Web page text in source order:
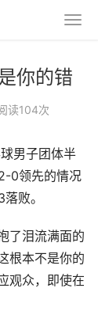
你的错
读104次
男子团体半
0领先的情况
败。
了泪流满面的
根本不是你的
观众，即使在